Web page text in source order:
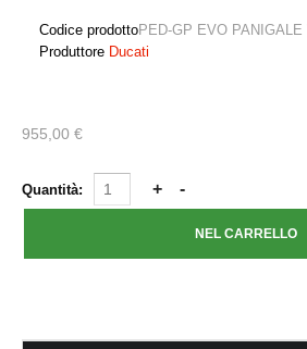
Codice prodottoPED-GP EVO PANIGALE
Produttore Ducati
955,00 €
Quantità: